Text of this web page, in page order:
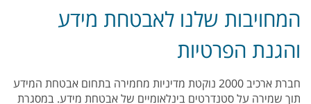
המחויבות שלנו לאבטחת מידע
והגנת הפרטיות
חברת ארכיב 2000 נוקטת מדיניות מחמירה בתחום אבטחת המידע
תוך שמירה על סטנדרטים בינלאומיים של אבטחת מידע. במסגרת